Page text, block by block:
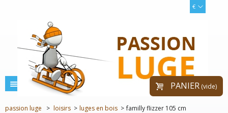
€
PANIER (vide)
menu
passion luge > loisirs > luges en bois > familly flizzer 105 cm